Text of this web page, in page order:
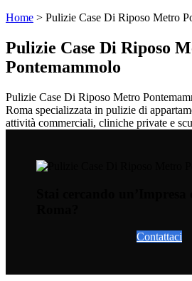
Home > Pulizie Case Di Riposo Metro
Pulizie Case Di Riposo
Pontemammolo
Pulizie Case Di Riposo Metro
Roma specializzata in pulizie di
attività commerciali, cliniche private e
Contattaci